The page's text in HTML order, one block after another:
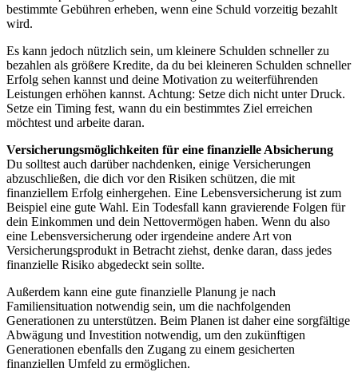
bestimmte Gebühren erheben, wenn eine Schuld vorzeitig bezahlt
wird.
Es kann jedoch nützlich sein, um kleinere Schulden schneller zu
bezahlen als größere Kredite, da du bei kleineren Schulden schneller
Erfolg sehen kannst und deine Motivation zu weiterführenden
Leistungen erhöhen kannst. Achtung: Setze dich nicht unter Druck.
Setze ein Timing fest, wann du ein bestimmtes Ziel erreichen
möchtest und arbeite daran.
Versicherungsmöglichkeiten für eine finanzielle Absicherung
Du solltest auch darüber nachdenken, einige Versicherungen
abzuschließen, die dich vor den Risiken schützen, die mit
finanziellem Erfolg einhergehen. Eine Lebensversicherung ist zum
Beispiel eine gute Wahl. Ein Todesfall kann gravierende Folgen für
dein Einkommen und dein Nettovermögen haben. Wenn du also
eine Lebensversicherung oder irgendeine andere Art von
Versicherungsprodukt in Betracht ziehst, denke daran, dass jedes
finanzielle Risiko abgedeckt sein sollte.
Außerdem kann eine gute finanzielle Planung je nach
Familiensituation notwendig sein, um die nachfolgenden
Generationen zu unterstützen. Beim Planen ist daher eine sorgfältige
Abwägung und Investition notwendig, um den zukünftigen
Generationen ebenfalls den Zugang zu einem gesicherten
finanziellen Umfeld zu ermöglichen.